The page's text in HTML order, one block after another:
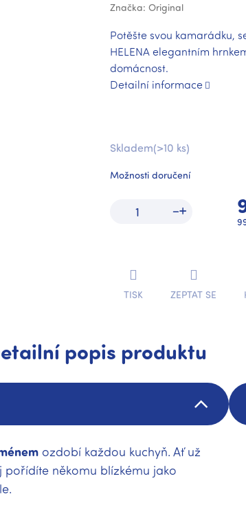
Značka: Original
Skladem(>10 ks)
Možnosti doručení
Potěšte svou kamarádku,
HELENA elegantním
domácnost.
Detailní informace
TISK ZEPTAT SE
popis produktu
ozdobí každou kuchyň. Ať už
někomu blízkému jako